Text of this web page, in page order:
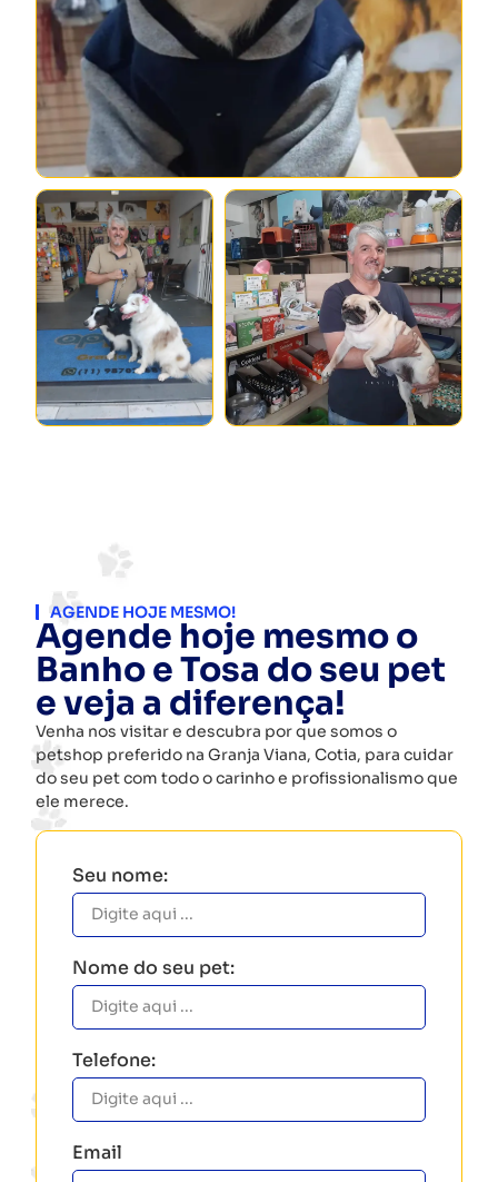
AGENDE HOJE MESMO!
Agende hoje mesmo o
Banho e Tosa do seu pet
e veja a diferença!
Venha nos visitar e descubra por que somos o
petshop preferido na Granja Viana, Cotia, para cuidar
do seu pet com todo o carinho e profissionalismo que
ele merece.
Seu nome:
Nome do seu pet:
Telefone:
Email